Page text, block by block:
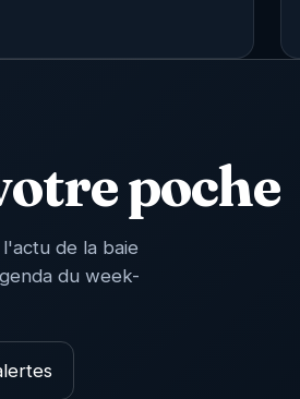
poche
de la baie
du week-